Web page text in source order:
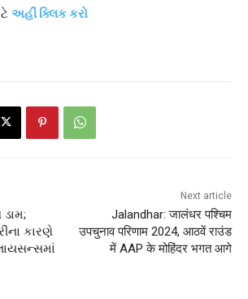
અહીં ક્લિક કરો
ડામ;
કારણે
Next article
Jalandhar: जालंधर पश्चिम
उपचुनाव परिणाम 2024, आठवें राउंड
में AAP के मोहिंदर भगत आगे